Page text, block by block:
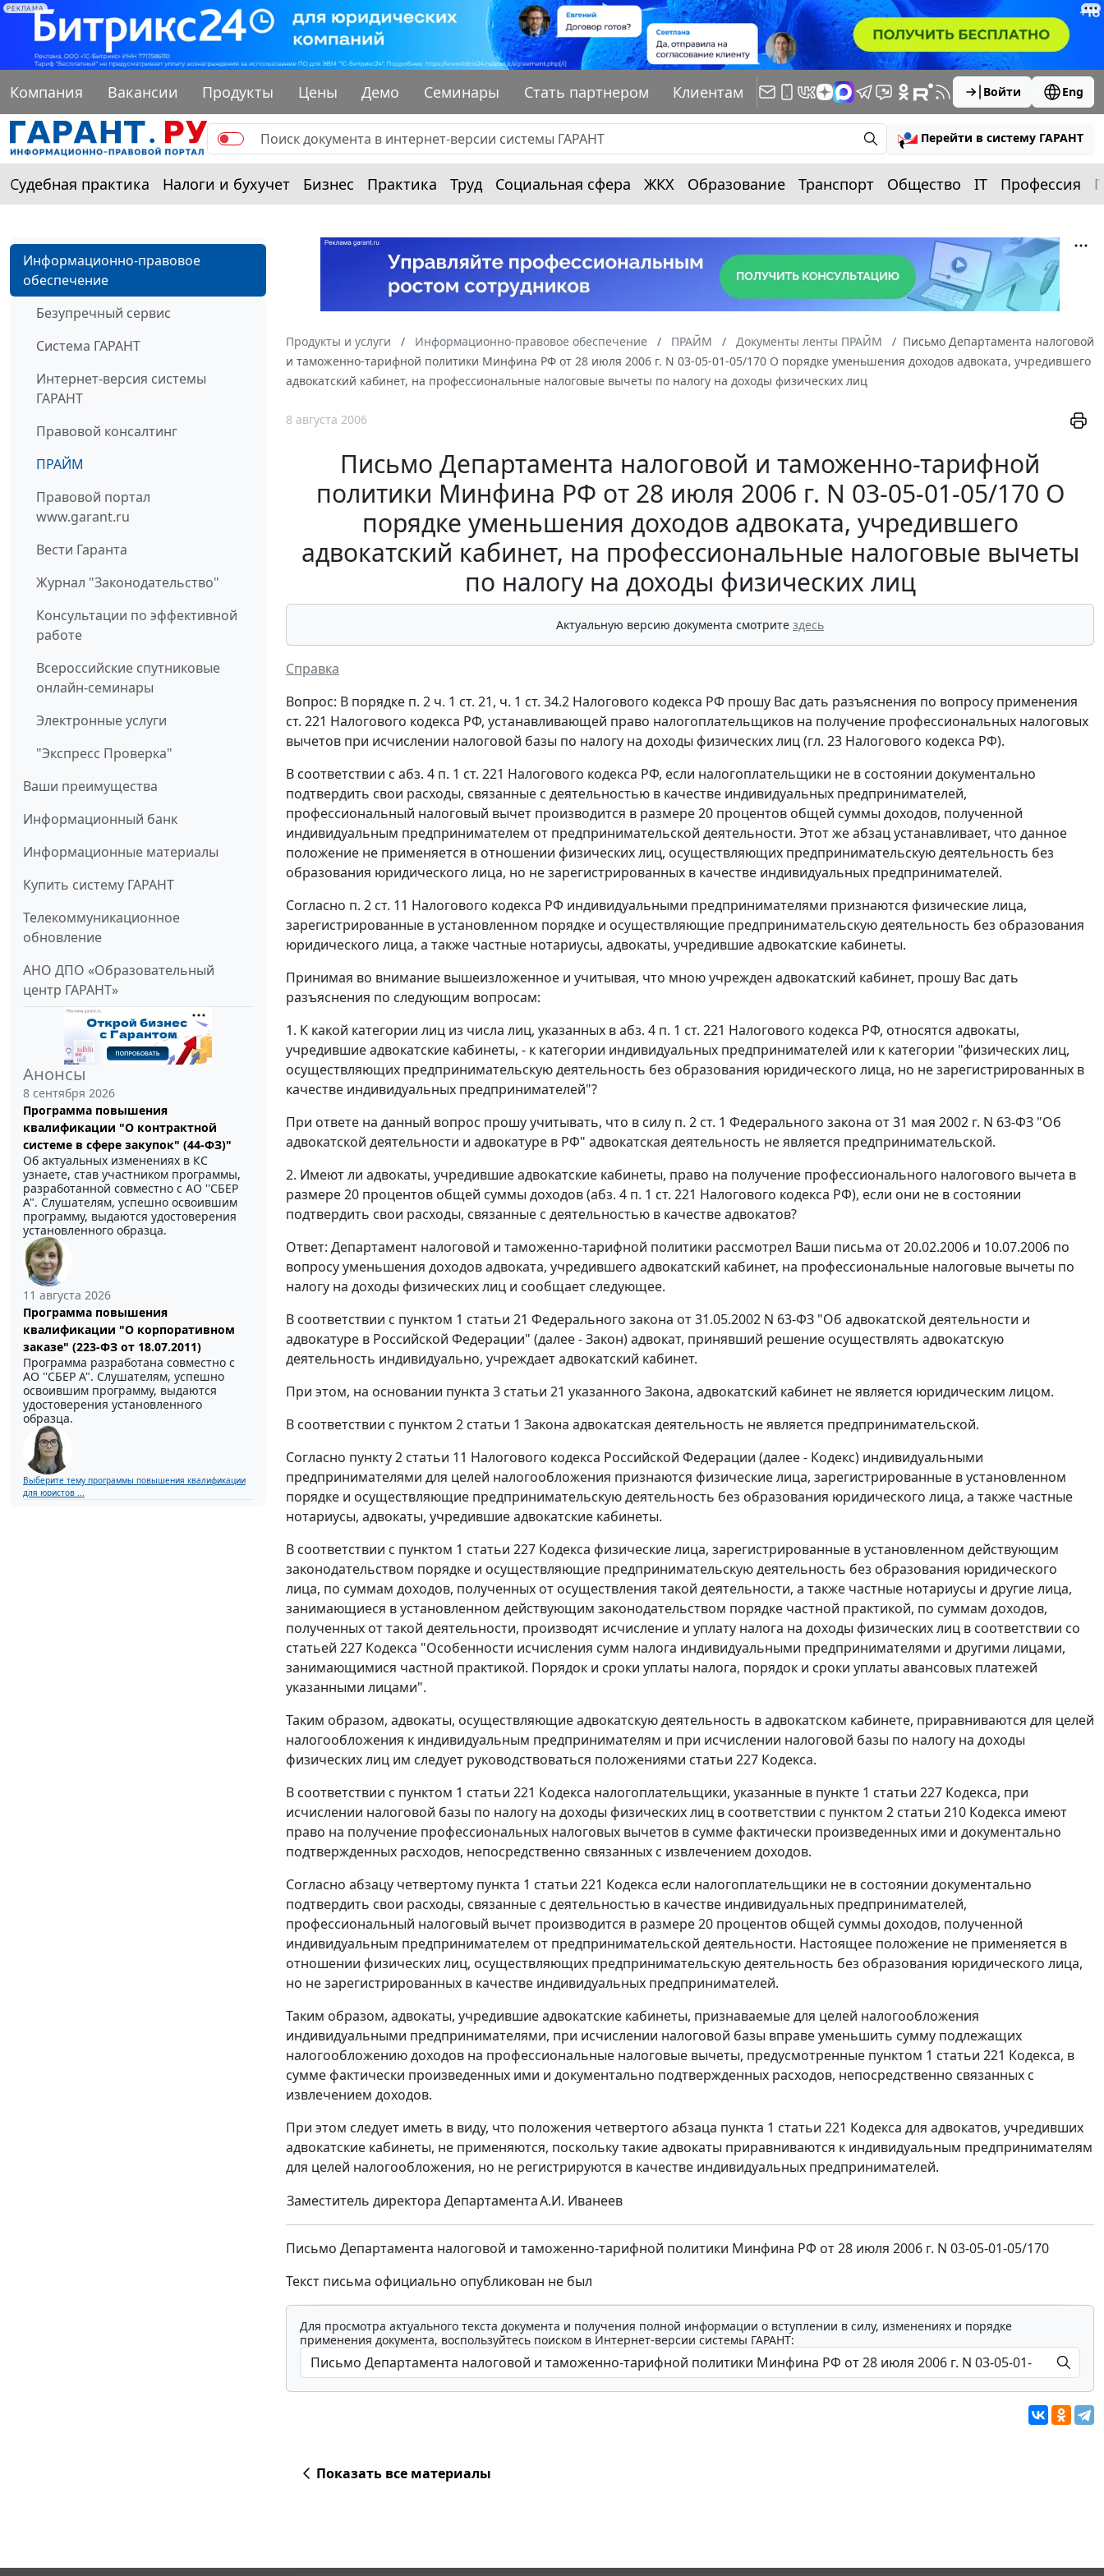
РЕКЛАМА
Компания Вакансии Продукты Цены Демо Семинары Стать партнером Клиентам Войти Eng
Перейти в систему ГАРАНТ
Судебная практика Налоги и бухучет Бизнес Практика Труд Социальная сфера ЖКХ Образование Транспорт Общество IT Профессия
Информационно-правовое
обеспечение
Безупречный сервис
Система ГАРАНТ
Интернет-версия системы
ГАРАНТ
Правовой консалтинг
ПРАЙМ
Правовой портал
www.garant.ru
Вести Гаранта
Журнал "Законодательство"
Консультации по эффективной
работе
Всероссийские спутниковые
онлайн-семинары
Электронные услуги
"Экспресс Проверка"
Ваши преимущества
Информационный банк
Информационные материалы
Купить систему ГАРАНТ
Телекоммуникационное
обновление
АНО ДПО «Образовательный
центр ГАРАНТ»
Анонсы
8 сентября 2026
Программа повышения
квалификации "О контрактной
системе в сфере закупок" (44-ФЗ)"
Об актуальных изменениях в КС
узнаете, став участником программы,
разработанной совместно с АО ''СБЕР
А". Слушателям, успешно освоившим
программу, выдаются удостоверения
установленного образца.
11 августа 2026
Программа повышения
квалификации "О корпоративном
заказе" (223-ФЗ от 18.07.2011)
Программа разработана совместно с
АО ''СБЕР А". Слушателям, успешно
освоившим программу, выдаются
удостоверения установленного
образца.
Выберите тему программы повышения квалификации
для юристов ...
Продукты и услуги Информационно-правовое обеспечение ПРАЙМ Документы ленты ПРАЙМ
Письмо Департамента налоговой
и таможенно-тарифной политики Минфина РФ от 28 июля 2006 г. N 03-05-01-05/170 О порядке уменьшения доходов адвоката, учредившего
адвокатский кабинет, на профессиональные налоговые вычеты по налогу на доходы физических лиц
8 августа 2006
Письмо Департамента налоговой и таможенно-тарифной
политики Минфина РФ от 28 июля 2006 г. N 03-05-01-05/170 О
порядке уменьшения доходов адвоката, учредившего
адвокатский кабинет, на профессиональные налоговые вычеты
по налогу на доходы физических лиц
Актуальную версию документа смотрите здесь
Справка
Вопрос: В порядке п. 2 ч. 1 ст. 21, ч. 1 ст. 34.2 Налогового кодекса РФ прошу Вас дать разъяснения по вопросу применения
ст. 221 Налогового кодекса РФ, устанавливающей право налогоплательщиков на получение профессиональных налоговых
вычетов при исчислении налоговой базы по налогу на доходы физических лиц (гл. 23 Налогового кодекса РФ).
В соответствии с абз. 4 п. 1 ст. 221 Налогового кодекса РФ, если налогоплательщики не в состоянии документально
подтвердить свои расходы, связанные с деятельностью в качестве индивидуальных предпринимателей,
профессиональный налоговый вычет производится в размере 20 процентов общей суммы доходов, полученной
индивидуальным предпринимателем от предпринимательской деятельности. Этот же абзац устанавливает, что данное
положение не применяется в отношении физических лиц, осуществляющих предпринимательскую деятельность без
образования юридического лица, но не зарегистрированных в качестве индивидуальных предпринимателей.
Согласно п. 2 ст. 11 Налогового кодекса РФ индивидуальными предпринимателями признаются физические лица,
зарегистрированные в установленном порядке и осуществляющие предпринимательскую деятельность без образования
юридического лица, а также частные нотариусы, адвокаты, учредившие адвокатские кабинеты.
Принимая во внимание вышеизложенное и учитывая, что мною учрежден адвокатский кабинет, прошу Вас дать
разъяснения по следующим вопросам:
1. К какой категории лиц из числа лиц, указанных в абз. 4 п. 1 ст. 221 Налогового кодекса РФ, относятся адвокаты,
учредившие адвокатские кабинеты, - к категории индивидуальных предпринимателей или к категории "физических лиц,
осуществляющих предпринимательскую деятельность без образования юридического лица, но не зарегистрированных в
качестве индивидуальных предпринимателей"?
При ответе на данный вопрос прошу учитывать, что в силу п. 2 ст. 1 Федерального закона от 31 мая 2002 г. N 63-ФЗ "Об
адвокатской деятельности и адвокатуре в РФ" адвокатская деятельность не является предпринимательской.
2. Имеют ли адвокаты, учредившие адвокатские кабинеты, право на получение профессионального налогового вычета в
размере 20 процентов общей суммы доходов (абз. 4 п. 1 ст. 221 Налогового кодекса РФ), если они не в состоянии
подтвердить свои расходы, связанные с деятельностью в качестве адвокатов?
Ответ: Департамент налоговой и таможенно-тарифной политики рассмотрел Ваши письма от 20.02.2006 и 10.07.2006 по
вопросу уменьшения доходов адвоката, учредившего адвокатский кабинет, на профессиональные налоговые вычеты по
налогу на доходы физических лиц и сообщает следующее.
В соответствии с пунктом 1 статьи 21 Федерального закона от 31.05.2002 N 63-ФЗ "Об адвокатской деятельности и
адвокатуре в Российской Федерации" (далее - Закон) адвокат, принявший решение осуществлять адвокатскую
деятельность индивидуально, учреждает адвокатский кабинет.
При этом, на основании пункта 3 статьи 21 указанного Закона, адвокатский кабинет не является юридическим лицом.
В соответствии с пунктом 2 статьи 1 Закона адвокатская деятельность не является предпринимательской.
Согласно пункту 2 статьи 11 Налогового кодекса Российской Федерации (далее - Кодекс) индивидуальными
предпринимателями для целей налогообложения признаются физические лица, зарегистрированные в установленном
порядке и осуществляющие предпринимательскую деятельность без образования юридического лица, а также частные
нотариусы, адвокаты, учредившие адвокатские кабинеты.
В соответствии с пунктом 1 статьи 227 Кодекса физические лица, зарегистрированные в установленном действующим
законодательством порядке и осуществляющие предпринимательскую деятельность без образования юридического
лица, по суммам доходов, полученных от осуществления такой деятельности, а также частные нотариусы и другие лица,
занимающиеся в установленном действующим законодательством порядке частной практикой, по суммам доходов,
полученных от такой деятельности, производят исчисление и уплату налога на доходы физических лиц в соответствии со
статьей 227 Кодекса "Особенности исчисления сумм налога индивидуальными предпринимателями и другими лицами,
занимающимися частной практикой. Порядок и сроки уплаты налога, порядок и сроки уплаты авансовых платежей
указанными лицами".
Таким образом, адвокаты, осуществляющие адвокатскую деятельность в адвокатском кабинете, приравниваются для целей
налогообложения к индивидуальным предпринимателям и при исчислении налоговой базы по налогу на доходы
физических лиц им следует руководствоваться положениями статьи 227 Кодекса.
В соответствии с пунктом 1 статьи 221 Кодекса налогоплательщики, указанные в пункте 1 статьи 227 Кодекса, при
исчислении налоговой базы по налогу на доходы физических лиц в соответствии с пунктом 2 статьи 210 Кодекса имеют
право на получение профессиональных налоговых вычетов в сумме фактически произведенных ими и документально
подтвержденных расходов, непосредственно связанных с извлечением доходов.
Согласно абзацу четвертому пункта 1 статьи 221 Кодекса если налогоплательщики не в состоянии документально
подтвердить свои расходы, связанные с деятельностью в качестве индивидуальных предпринимателей,
профессиональный налоговый вычет производится в размере 20 процентов общей суммы доходов, полученной
индивидуальным предпринимателем от предпринимательской деятельности. Настоящее положение не применяется в
отношении физических лиц, осуществляющих предпринимательскую деятельность без образования юридического лица,
но не зарегистрированных в качестве индивидуальных предпринимателей.
Таким образом, адвокаты, учредившие адвокатские кабинеты, признаваемые для целей налогообложения
индивидуальными предпринимателями, при исчислении налоговой базы вправе уменьшить сумму подлежащих
налогообложению доходов на профессиональные налоговые вычеты, предусмотренные пунктом 1 статьи 221 Кодекса, в
сумме фактически произведенных ими и документально подтвержденных расходов, непосредственно связанных с
извлечением доходов.
При этом следует иметь в виду, что положения четвертого абзаца пункта 1 статьи 221 Кодекса для адвокатов, учредивших
адвокатские кабинеты, не применяются, поскольку такие адвокаты приравниваются к индивидуальным предпринимателям
для целей налогообложения, но не регистрируются в качестве индивидуальных предпринимателей.
Заместитель директора ДепартаментаА.И. Иванеев
Письмо Департамента налоговой и таможенно-тарифной политики Минфина РФ от 28 июля 2006 г. N 03-05-01-05/170
Текст письма официально опубликован не был
Для просмотра актуального текста документа и получения полной информации о вступлении в силу, изменениях и порядке
применения документа, воспользуйтесь поиском в Интернет-версии системы ГАРАНТ:
Показать все материалы